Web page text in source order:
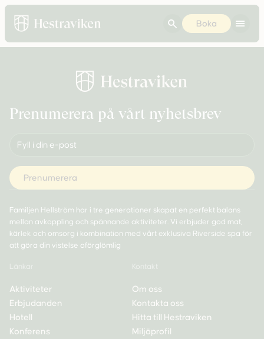
Boka
Prenumerera på vårt nyhetsbrev
Familjen Hellström har i tre generationer skapat en perfekt balans
mellan avkoppling och spännande aktiviteter. Vi erbjuder god mat,
kärlek och omsorg i kombination med vårt exklusiva Riverside spa för
att göra din vistelse oförglömlig
Länkar
Aktiviteter
Erbjudanden
Hotell
Konferens
Kontakt
Om oss
Kontakta oss
Hitta till Hestraviken
Miljöprofil